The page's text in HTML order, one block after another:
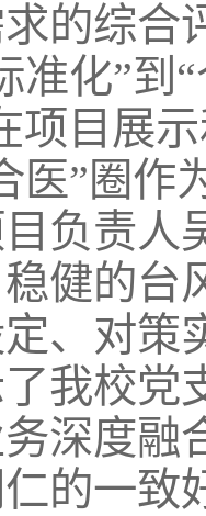
的综合
准化”到
项目展
医”圈作
负责人
健的台
、对策
我校党
深度融
的一致